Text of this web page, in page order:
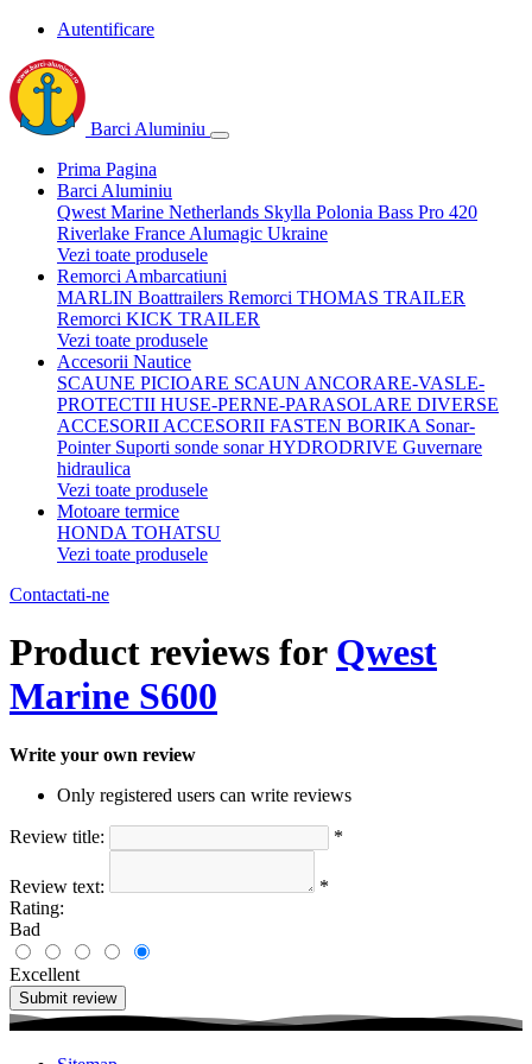
Autentificare
Barci Aluminiu
Prima Pagina
Barci Aluminiu
Qwest Marine Netherlands Skylla Polonia Bass Pro 420
Riverlake France Alumagic Ukraine
Vezi toate produsele
Remorci Ambarcatiuni
MARLIN Boattrailers Remorci THOMAS TRAILER
Remorci KICK TRAILER
Vezi toate produsele
Accesorii Nautice
SCAUNE PICIOARE SCAUN ANCORARE-VASLE-
PROTECTII HUSE-PERNE-PARASOLARE DIVERSE
ACCESORII ACCESORII FASTEN BORIKA Sonar-
Pointer Suporti sonde sonarHYDRODRIVE Guvernare
hidraulica
Vezi toate produsele
Motoare termice
HONDA TOHATSU
Vezi toate produsele
Contactati-ne
Product reviews for Qwest
Marine S600
Write your own review
Only registered users can write reviews
Review title: *
Review text:
*
Rating:
Bad
Excellent
Submit review